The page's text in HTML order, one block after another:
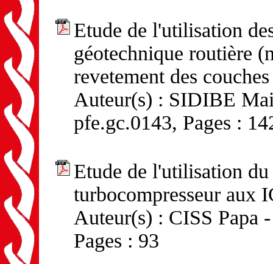
Etude de l'utilisation
géotechnique routière
revetement des
Auteur(s) : SIDIBE
pfe.gc.0143, Pages :
Etude de l'utilisation
turbocompresseur aux
Auteur(s) : CISS Papa
Pages : 93